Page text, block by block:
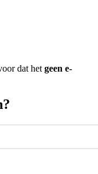
dat het geen e-